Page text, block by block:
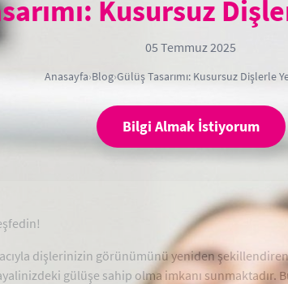
Kusursuz
05 Temmuz 2025
Anasayfa›Blog›Gülüş Tasarımı: Kusursuz Dişlerle
Bilgi Almak İstiyorum
dişlerinizin görünümünü yeniden
gülüşe sahip olma imkanı sunmaktadır. Bu